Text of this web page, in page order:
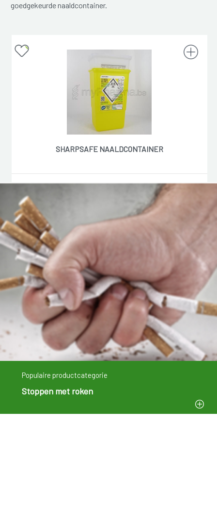
Populaire productcategorie
Stoppen met roken
goedgekeurde naaldcontainer.
SHARPSAFE NAALDCONTAINER